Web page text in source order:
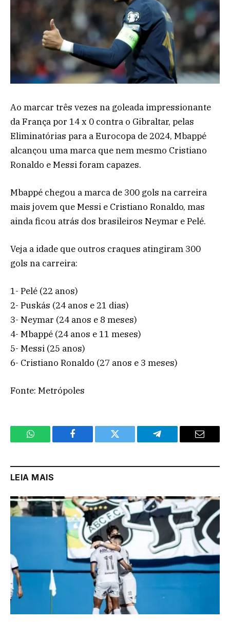
Ao marcar três vezes na goleada impressionante
da França por 14 x 0 contra o Gibraltar, pelas
Eliminatórias para a Eurocopa de 2024, Mbappé
alcançou uma marca que nem mesmo Cristiano
Ronaldo e Messi foram capazes.
Mbappé chegou a marca de 300 gols na carreira
mais jovem que Messi e Cristiano Ronaldo, mas
ainda ficou atrás dos brasileiros Neymar e Pelé.
Veja a idade que outros craques atingiram 300
gols na carreira:
1- Pelé (22 anos)
2- Puskás (24 anos e 21 dias)
3- Neymar (24 anos e 8 meses)
4- Mbappé (24 anos e 11 meses)
5- Messi (25 anos)
6- Cristiano Ronaldo (27 anos e 3 meses)
Fonte: Metrópoles
WhatsApp Facebook Twitter Telegram Email
LEIA MAIS